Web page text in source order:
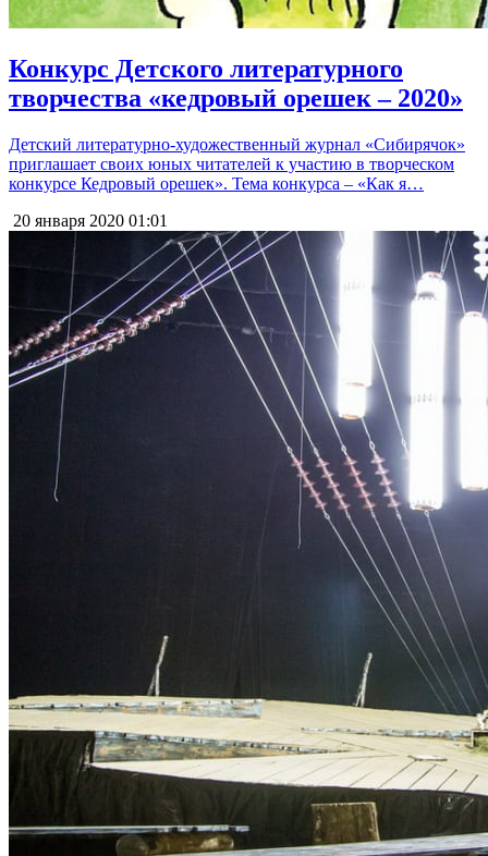
Конкурс Детского литературного
творчества «кедровый орешек – 2020»
Детский литературно-художественный журнал «Сибирячок»
приглашает своих юных читателей к участию в творческом
конкурсе Кедровый орешек». Тема конкурса – «Как я…
20 января 2020 01:01